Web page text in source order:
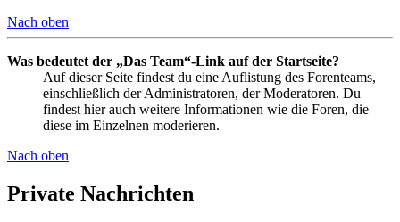
Nach oben
Was bedeutet der „Das Team“-Link auf der Startseite?
Auf dieser Seite findest du eine Auflistung des Forenteams,
einschließlich der Administratoren, der Moderatoren. Du
findest hier auch weitere Informationen wie die Foren, die
diese im Einzelnen moderieren.
Nach oben
Private Nachrichten